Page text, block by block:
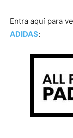
Entra aquí para
ADIDAS: